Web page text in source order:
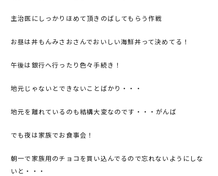
主治医にしっかりほめて頂きのばしてもらう作戦
お昼は丼もんみさおさんでおいしい海鮮丼って決めてる！
午後は銀行へ行ったり色々手続き！
地元じゃないとできないことばかり・・・
地元を離れているのも結構大変なのです・・・がんば
でも夜は家族でお食事会！
朝一で家族用のチョコを買い込んでるので忘れないようにしな
いと・・・